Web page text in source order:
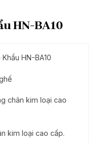
HN-BA10
HN-BA10
chân kim loại cao
kim loại cao cấp.